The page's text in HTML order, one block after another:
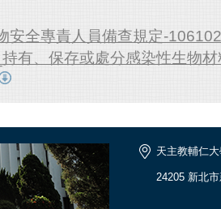
安全專責人員備查規定-
有、保存或處分感染性生物
天主教輔仁
24205 新北